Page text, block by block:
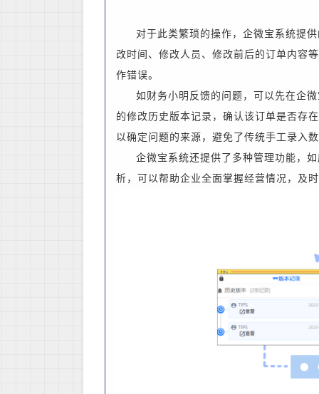
对于此类繁琐的操作，企微宝系统提
改时间、修改人员、修改前后的订单内容
作错误。
如财务小明反馈的问题，可以先在企
的修改历史版本记录，确认该订单是否存
以确定问题的来源，避免了传统手工录入
企微宝系统还提供了多种管理功能，
析，可以帮助企业全面掌握经营情况，及